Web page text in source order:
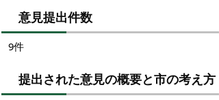
意見提出件数
9件
提出された意見の概要と市の考え方